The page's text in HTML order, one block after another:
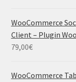
WooCommerce
Client – Plugin
79,00€
WooCommerce